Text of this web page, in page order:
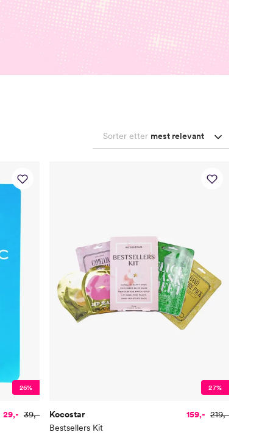
Sorter etter mest relevant
26%
29,- 39,-
27%
Kocostar
Bestsellers Kit
159,- 219,-